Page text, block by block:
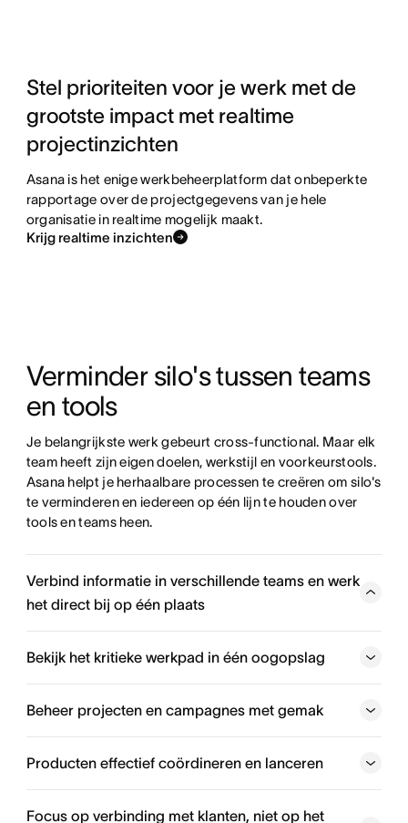
Stel prioriteiten voor je werk met de
grootste impact met realtime
projectinzichten
Asana is het enige werkbeheerplatform dat onbeperkte
rapportage over de projectgegevens van je hele
organisatie in realtime mogelijk maakt.
Krijg realtime inzichten
Verminder silo's tussen teams
en tools
Je belangrijkste werk gebeurt cross-functional. Maar elk
team heeft zijn eigen doelen, werkstijl en voorkeurstools.
Asana helpt je herhaalbare processen te creëren om silo's
te verminderen en iedereen op één lijn te houden over
tools en teams heen.
Verbind informatie in verschillende teams en werk
het direct bij op één plaats
Volg waar je team aan werkt, ongeacht met wie ze
samenwerken. Voeg taken toe aan meerdere projecten
projecten, portfolio's en meer.
Aan de slag
Bekijk het kritieke werkpad in één oogopslag
Beheer projecten en campagnes met gemak
Producten effectief coördineren en lanceren
Focus op verbinding met klanten, niet op het